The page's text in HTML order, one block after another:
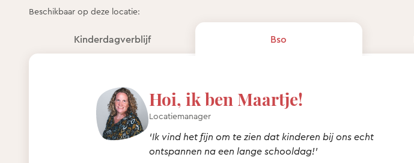
Beschikbaar op deze locatie:
Kinderdagverblijf Bso
Hoi, ik ben Maartje!
Locatiemanager
‘Ik vind het fijn om te zien dat kinderen bij ons echt
ontspannen na een lange schooldag!’